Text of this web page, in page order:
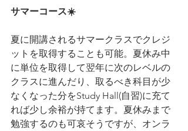
サマーコース☀️
夏に開講されるサマークラスでクレジ
ットを取得することも可能。夏休み中
に単位を取得して翌年に次のレベルの
クラスに進んだり、取るべき科目が少
なくなった分をStudy Hall(自習)に充て
れば少し余裕が持てます。夏休みまで
勉強するのも可哀そうですが、オンラ